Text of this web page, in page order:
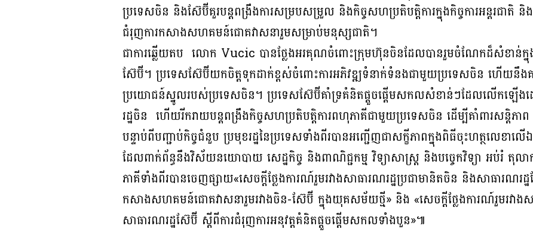
ប្រទេសចិន និងស៊ែប៊ីគួរបន្តពង្រឹងការសម្របសម្រួល និងកិច្ចសហប្រតិបត្តិការក្នុងកិច្ចការអន្តរជា
ជំរុញការកសាងសហគមន៍ជោគវាសនារួមសម្រាប់មនុស្សជាតិ។
ជាការឆ្លើយតប​​ លោក Vucic បានថ្លែងអរគុណចំពោះក្រុមហ៊ុនចិនដែលបានរួមចំណែកដ៏សំខាន់ក្នុ
ស៊ែប៊ី។ ប្រទេសស៊ែប៊ីយកចិត្តទុកដាក់ខ្ពស់ចំពោះការអភិវឌ្ឍទំនាក់ទំនងជាមួយប្រទេសចិន ហើយនឹង
ប្រយោជន៍ស្នូលរបស់ប្រទេសចិន។ ប្រទេសស៊ែប៊ីគាំទ្រគំនិតផ្តួចផ្តើមសកលសំខាន់ៗដែលលើកឡ
រដ្ឋចិន ហើយរីករាយបន្តពង្រឹងកិច្ចសហប្រតិបត្តិការពហុភាគីជាមួយប្រទេសចិន ដើម្បីគាំពារសន្តិភា
បន្ទាប់ពីបញ្ជាប់កិច្ចជំនួប ប្រមុខរដ្ឋនៃប្រទេសទាំងពីរបានអញ្ជើញជាសក្ខីភាពក្នុងពិធីចុះហត្ថលេខា
ដែលពាក់ព័ន្ធនឹងវិស័យនយោបាយ សេដ្ឋកិច្ច និងពាណិជ្ជកម្ម វិទ្យាសាស្ត្រ និងបច្ចេកវិទ្យា អប់រំ តុលា
ភាគីទាំងពីរបានចេញផ្សាយ«សេចក្តីថ្លែងការណ៍រួមរវាងសាធារណរដ្ឋប្រជាមានិតចិន និងសាធារណរដ្
កសាងសហគមន៍ជោគវាសនារួមរវាងចិន-ស៊ែប៊ី ក្នុងយុគសម័យថ្មី» និង «សេចក្តីថ្លែងការណ៍រួមរវាង
សាធារណរដ្ឋស៊ែប៊ី ស្តីពីការជំរុញការអនុវត្តគំនិតផ្តួចផ្តើមសកលទាំងបួន»៕